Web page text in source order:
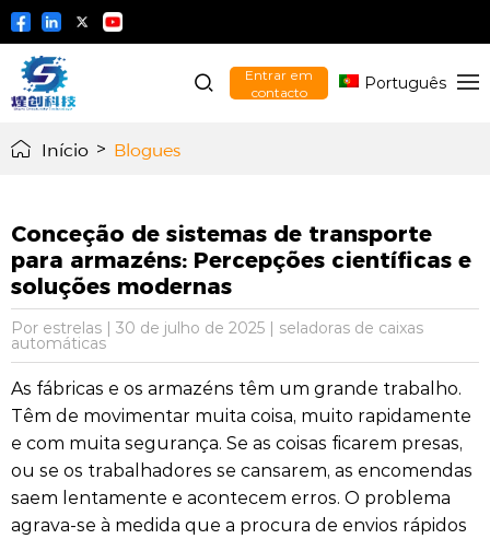
Entrar em
contacto
Português
Início > Blogues
Conceção de sistemas de transporte
para armazéns: Percepções científicas e
soluções modernas
Por estrelas | 30 de julho de 2025 | seladoras de caixas
automáticas
As fábricas e os armazéns têm um grande trabalho.
Têm de movimentar muita coisa, muito rapidamente
e com muita segurança. Se as coisas ficarem presas,
ou se os trabalhadores se cansarem, as encomendas
saem lentamente e acontecem erros. O problema
agrava-se à medida que a procura de envios rápidos